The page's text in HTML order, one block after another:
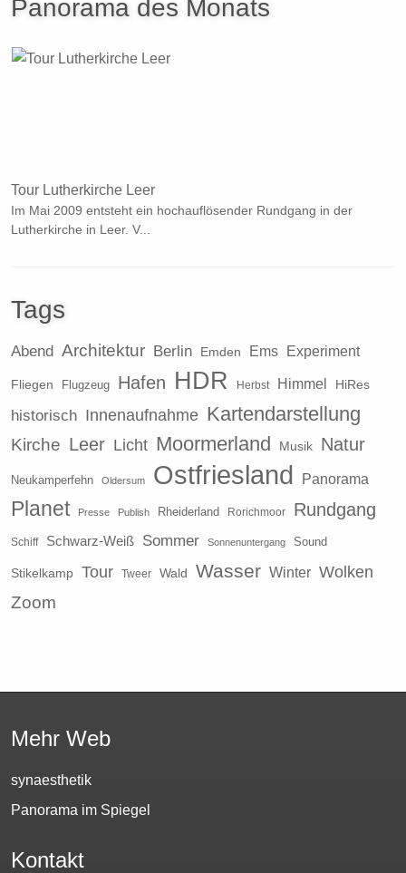
Panorama des Monats
Tour Lutherkirche Leer
Im Mai 2009 entsteht ein hochauflösender Rundgang in der
Lutherkirche in Leer. V...
Tags
Abend Architektur Berlin Emden Ems Experiment
Fliegen Flugzeug Hafen HDR Herbst Himmel HiRes
historisch Innenaufnahme Kartendarstellung
Kirche Leer Licht Moormerland Musik Natur
Neukamperfehn Oldersum Ostfriesland Panorama
Planet Presse Publish Rheiderland Rorichmoor Rundgang
Schiff Schwarz-Weiß Sommer Sonnenuntergang Sound
Stikelkamp Tour Tweеr Wald Wasser Winter Wolken
Zoom
Mehr Web
synaesthetik
Panorama im Spiegel
Kontakt